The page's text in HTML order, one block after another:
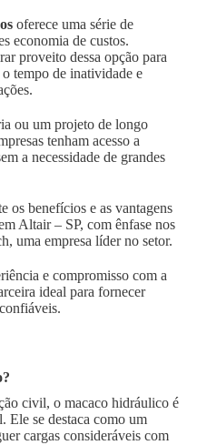
oferece uma série de
economia de custos.
proveito dessa opção para
tempo de inatividade e
ou um projeto de longo
tenham acesso a
a necessidade de grandes
os benefícios e as vantagens
Altair – SP, com ênfase nos
uma empresa líder no setor.
e compromisso com a
ideal para fornecer
civil, o macaco hidráulico é
Ele se destaca como um
cargas consideráveis com